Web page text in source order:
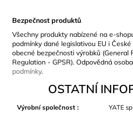
Bezpečnost produktů
Všechny produkty nabízené na e-
podmínky dané legislativou EU i
obecné bezpečnosti výrobků (General
Regulation - GPSR). Odpovědná
podmínky.
OSTATNÍ
Výrobní společnost : YATE